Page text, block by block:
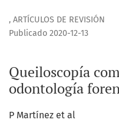
, ARTÍCULOS DE REVISIÓN
Queiloscopía
odontología
Publicado 2020-12-13
P Martínez et al